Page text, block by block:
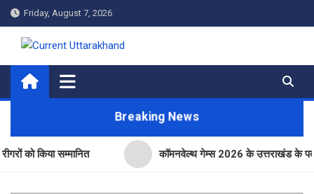
Skip
to
content
Friday, August 7, 2026
Current Uttarakhand
Breaking News
सम्मानित कॉमनवेल्थ गेम्स 2026 के उत्तराखंड के पदक विजेताओं